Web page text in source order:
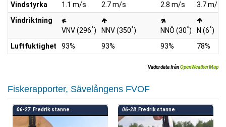
Vindstyrka
1.1 m/s 2.7 m/s 2.8 m/s
3.7 m/s
Vindriktning
VNV (296°) NNV (350°) NNÖ (30°) N (6°)
Luftfuktighet
93% 93% 93% 78%
Väderdata frånOpenWeatherMap
Fiskerapporter, Sävelångens FVOF
06-27 Fredrik stanne 06-28 Fredrik stanne